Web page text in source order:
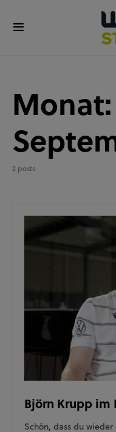
Monat:
2 posts
Björn Krupp
Schön, dass du